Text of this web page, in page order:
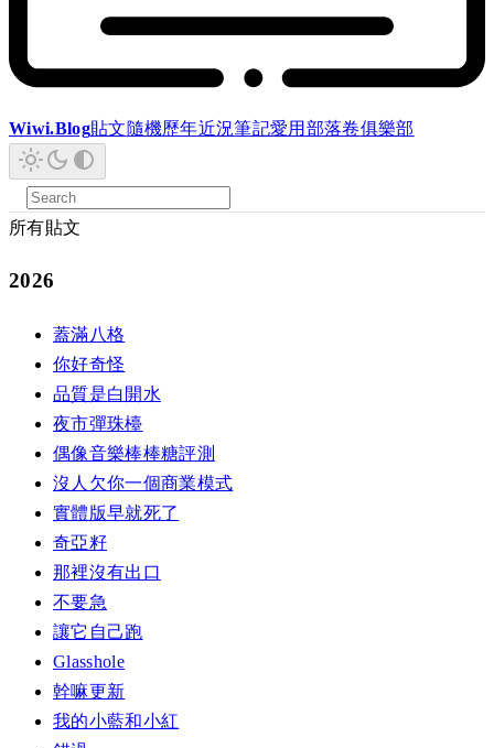
Wiwi.Blog貼文隨機歷年近況筆記愛用 部落卷俱樂部
所有貼文
2026
蓋滿八格
你好奇怪
品質是白開水
夜市彈珠檯
偶像音樂棒棒糖評測
沒人欠你一個商業模式
實體版早就死了
奇亞籽
那裡沒有出口
不要急
讓它自己跑
Glasshole
幹嘛更新
我的小藍和小紅